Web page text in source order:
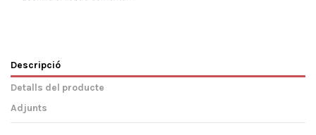
Descripció
Detalls del producte
Adjunts